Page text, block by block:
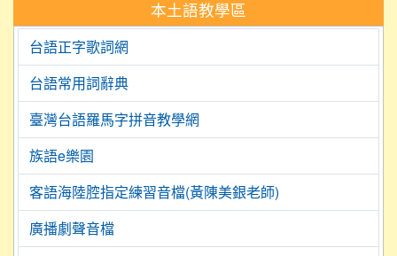
本土語教學區
台語正字歌詞網
台語常用詞辭典
臺灣台語羅馬字拼音教學網
族語e樂園
客語海陸腔指定練習音檔(黃陳美銀老師)
廣播劇聲音檔